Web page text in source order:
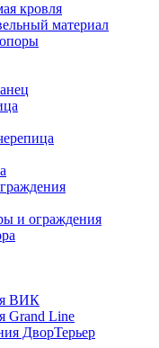
кровля
материал
и ограждения
ВИК
Grand Line
ДворТерьер